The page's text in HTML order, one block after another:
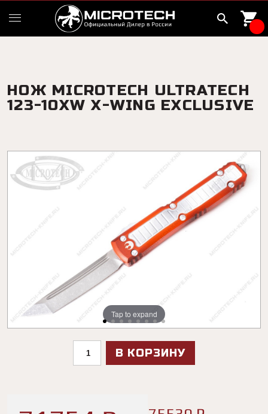
НОЖ MICROTECH ULTRATECH
123-10XW X-WING EXCLUSIVE
Tap to expand
Tap to expand
Tap to expand
Tap to expand
Tap to expand
Tap to expand
Tap to expand
Tap to expand
В КОРЗИНУ